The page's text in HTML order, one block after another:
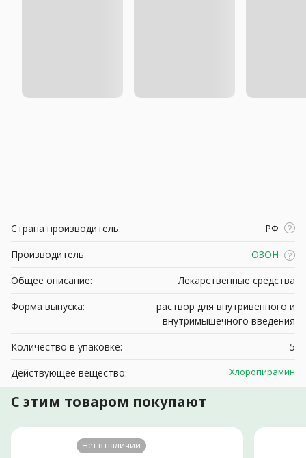
Страна производитель:
РФ
Производитель:
ОЗОН
Общее описание:
Лекарственные средства
Форма выпуска:
раствор для внутривенного и
внутримышечного введения
Количество в упаковке:
5
Действующее вещество:
Хлоропирамин
С этим товаром покупают
Нет в наличии